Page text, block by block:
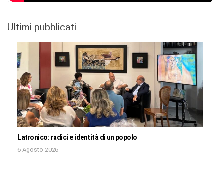
Ultimi pubblicati
Latronico: radici e identità di un popolo
6 Agosto 2026